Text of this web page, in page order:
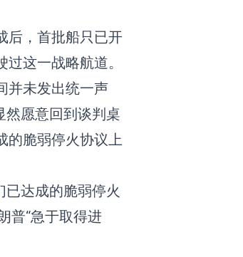
后，首批船只已开
这一战略航道。
并未发出统一声
愿意回到谈判桌
的脆弱停火协议上
达成的脆弱停火
普“急于取得进